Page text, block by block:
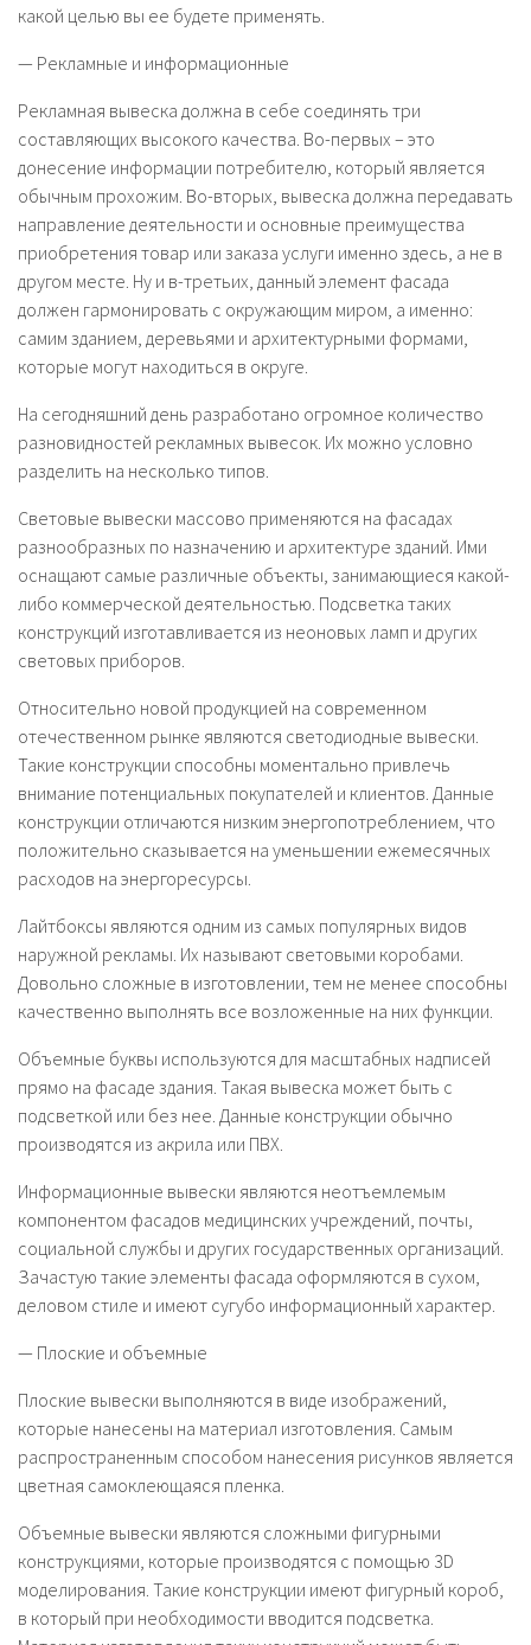
какой целью вы ее будете применять.
— Рекламные и информационные
Рекламная вывеска должна в себе соединять три
составляющих высокого качества. Во-первых – это
донесение информации потребителю, который является
обычным прохожим. Во-вторых, вывеска должна передавать
направление деятельности и основные преимущества
приобретения товар или заказа услуги именно здесь, а не в
другом месте. Ну и в-третьих, данный элемент фасада
должен гармонировать с окружающим миром, а именно:
самим зданием, деревьями и архитектурными формами,
которые могут находиться в округе.
На сегодняшний день разработано огромное количество
разновидностей рекламных вывесок. Их можно условно
разделить на несколько типов.
Световые вывески массово применяются на фасадах
разнообразных по назначению и архитектуре зданий. Ими
оснащают самые различные объекты, занимающиеся какой-
либо коммерческой деятельностью. Подсветка таких
конструкций изготавливается из неоновых ламп и других
световых приборов.
Относительно новой продукцией на современном
отечественном рынке являются светодиодные вывески.
Такие конструкции способны моментально привлечь
внимание потенциальных покупателей и клиентов. Данные
конструкции отличаются низким энергопотреблением, что
положительно сказывается на уменьшении ежемесячных
расходов на энергоресурсы.
Лайтбоксы являются одним из самых популярных видов
наружной рекламы. Их называют световыми коробами.
Довольно сложные в изготовлении, тем не менее способны
качественно выполнять все возложенные на них функции.
Объемные буквы используются для масштабных надписей
прямо на фасаде здания. Такая вывеска может быть с
подсветкой или без нее. Данные конструкции обычно
производятся из акрила или ПВХ.
Информационные вывески являются неотъемлемым
компонентом фасадов медицинских учреждений, почты,
социальной службы и других государственных организаций.
Зачастую такие элементы фасада оформляются в сухом,
деловом стиле и имеют сугубо информационный характер.
— Плоские и объемные
Плоские вывески выполняются в виде изображений,
которые нанесены на материал изготовления. Самым
распространенным способом нанесения рисунков является
цветная самоклеющаяся пленка.
Объемные вывески являются сложными фигурными
конструкциями, которые производятся с помощью 3D
моделирования. Такие конструкции имеют фигурный короб,
в который при необходимости вводится подсветка.